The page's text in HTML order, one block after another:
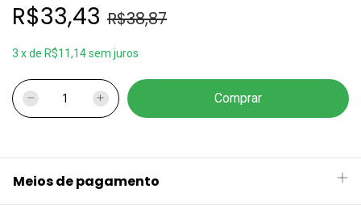
R$33,43 R$38,87
3 xde R$11,14sem juros
Meios de pagamento